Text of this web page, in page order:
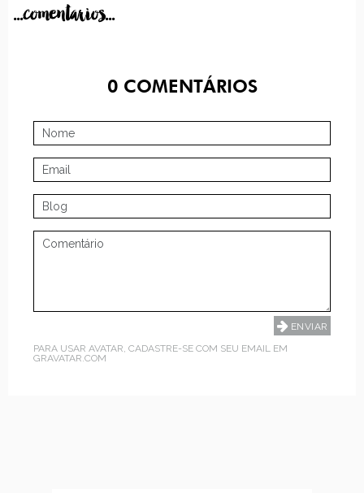
...comentarios...
0COMENTÁRIOS
PARA USAR AVATAR, CADASTRE-SE COM SEU EMAIL EM
GRAVATAR.COM